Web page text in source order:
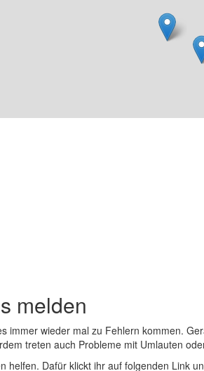
melden
immer wieder mal zu Fehlern kommen.
treten auch Probleme mit Umlauten
helfen. Dafür klickt ihr auf folgenden Link